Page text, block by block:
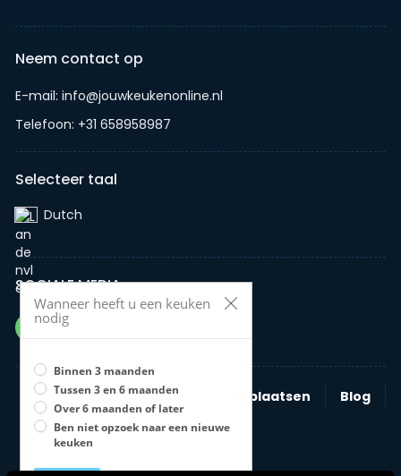
Neem contact op
E-mail: info@jouwkeukenonline.nl
Telefoon: +31 658958987
Selecteer taal
Dutch‎
SOCIALE MEDIA
Zoeken Nieuwe advertentie plaatsen
Blog
Bedrijven
Wanneer heeft u een keuken
nodig
Binnen 3 maanden
Tussen 3 en 6 maanden
Over 6 maanden of later
Ben niet opzoek naar een nieuwe
keuken